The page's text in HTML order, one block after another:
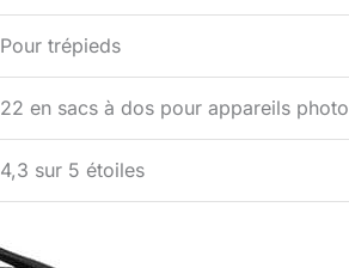
Pour trépieds
22 en sacs à dos pour appareils photo
4,3 sur 5 étoiles